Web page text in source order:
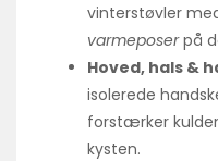
vinterstøvler
varmeposerpå
Hoved, hals &
isolerede
forstærker
kysten.